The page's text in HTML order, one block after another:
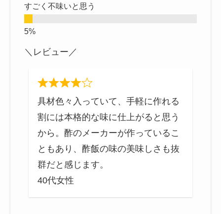
すごく不味いと思う
＼レビュー／
具材色々入っていて、手軽に作れる
割には本格的な味に仕上がると思う
から。酢のメーカーが作っているこ
ともあり、酢飯の味の美味しさも抜
群だと感じます。
40代女性